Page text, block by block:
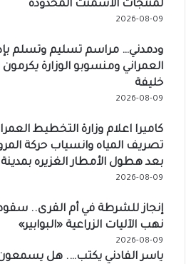
لمنتجات الاسمنت المحدودة
2026-08-09
ودمدني… مراسم تسليم وتسلم
العمراني ومنسوبو الوزارة
خليفة
2026-08-09
كاميرا اعلام وزارة التخطيط
تصريف المياه وانسياب حركة
بعد هطول الأمطار الغزيره
2026-08-09
إنجاز للشرطة في أم القرى..
نهب الآليات الزراعية «البوابير»
2026-08-09
ياسر الفادني يكتب…. هل